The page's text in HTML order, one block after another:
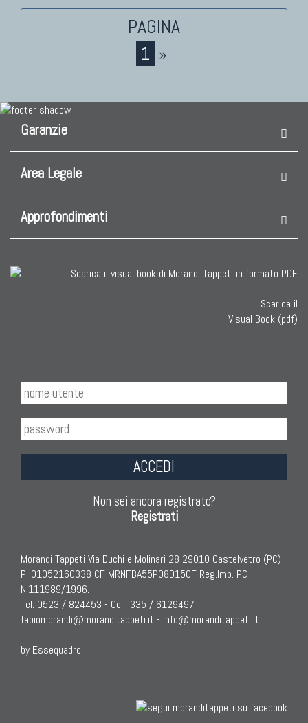
1 »
Garanzie
Area Legale
Approfondimenti
Scarica il
Visual Book (pdf)
ACCEDI
Non sei ancora registrato?
Registrati
Morandi Tappeti Via Duchi e Molinari 28 29010 Castelvetro (PC)
PI 01052160338 CF MRNFBA55P08D150F Reg.Imp. PC
N.111989/1996.
Tel. 0523 / 824453 - Cell. 335 / 6129497
fabiomorandi@moranditappeti.it - info@moranditappeti.it
by Essequadro